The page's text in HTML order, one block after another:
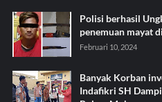
Polisi berhasil
penemuan mayat
Februari 10, 2024
Banyak Korban
Indafikri SH